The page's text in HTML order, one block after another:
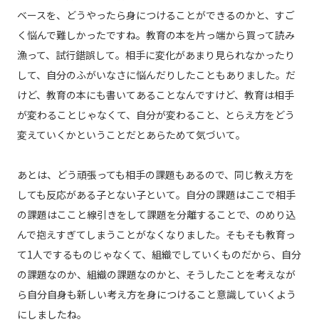
ベースを、どうやったら身につけることができるのかと、すご
く悩んで難しかったですね。教育の本を片っ端から買って読み
漁って、試行錯誤して。相手に変化があまり見られなかったり
して、自分のふがいなさに悩んだりしたこともありました。だ
けど、教育の本にも書いてあることなんですけど、教育は相手
が変わることじゃなくて、自分が変わること、とらえ方をどう
変えていくかということだとあらためて気づいて。
あとは、どう頑張っても相手の課題もあるので、同じ教え方を
しても反応がある子とない子といて。自分の課題はここで相手
の課題はここと線引きをして課題を分離することで、のめり込
んで抱えすぎてしまうことがなくなりました。そもそも教育っ
て1人でするものじゃなくて、組織でしていくものだから、自分
の課題なのか、組織の課題なのかと、そうしたことを考えなが
ら自分自身も新しい考え方を身につけること意識していくよう
にしましたね。